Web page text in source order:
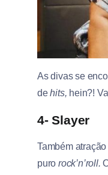
As divas se
dehits, hein?!
4- Slayer
Também
puro rock’n’roll.